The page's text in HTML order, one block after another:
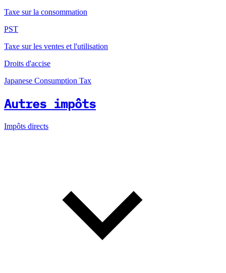
Taxe sur la consommation
PST
Taxe sur les ventes et l'utilisation
Droits d'accise
Japanese Consumption Tax
Autres impôts
Impôts directs